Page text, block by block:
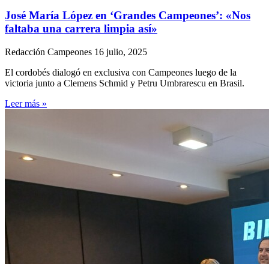
José María López en ‘Grandes Campeones’: «Nos
faltaba una carrera limpia así»
Redacción Campeones 16 julio, 2025
El cordobés dialogó en exclusiva con Campeones luego de la
victoria junto a Clemens Schmid y Petru Umbrarescu en Brasil.
Leer más »